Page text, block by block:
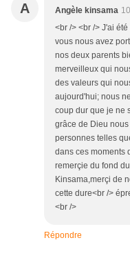
A Angèle kinsama
<br /> <br /> J'ai
vous nous avez
nos deux parents
merveilleux qui
des valeurs qui
aujourd'hui; nous
coup dur que je ne
grâce de Dieu
personnes telles
dans ces moments
remerçie du fond
Kinsama,merçi de
cette dure<br /
<br />
Répondre